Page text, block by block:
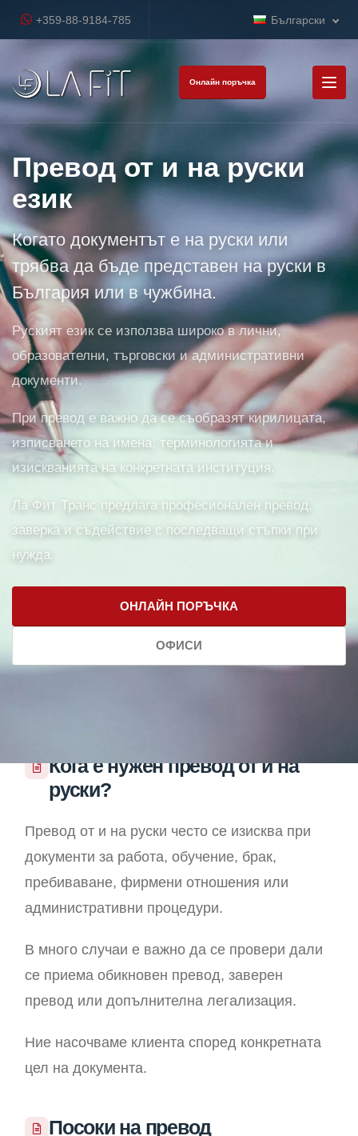
+359-88-9184-785 Български
Онлайн поръчка
Превод от и на руски
език
Когато документът е на руски или
трябва да бъде представен на руски в
България или в чужбина.
Руският език се използва широко в лични,
образователни, търговски и административни
документи.
При превод е важно да се съобразят кирилицата,
изписването на имена, терминологията и
изискванията на конкретната институция.
Ла Фит Транс предлага професионален превод,
заверка и съдействие с последващи стъпки при
нужда.
ОНЛАЙН ПОРЪЧКА
ОФИСИ
Кога е нужен превод от и на
руски?
Превод от и на руски често се изисква при
документи за работа, обучение, брак,
пребиваване, фирмени отношения или
административни процедури.
В много случаи е важно да се провери дали
се приема обикновен превод, заверен
превод или допълнителна легализация.
Ние насочваме клиента според конкретната
цел на документа.
Посоки на превод